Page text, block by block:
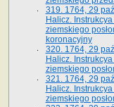
319. 1764, 29
Halicz.
ziemskiego
koronacyjny
320. 1764, 29
Halicz.
ziemskiego
321. 1764, 29
Halicz.
ziemskiego